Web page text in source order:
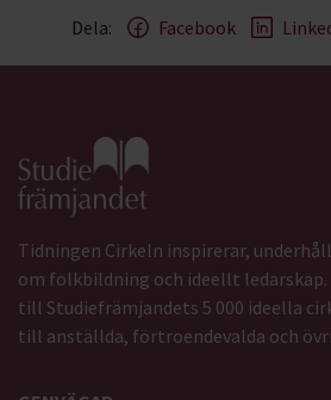
Dela: Facebook
Gå till studiefrämjandets startsida
Tidningen Cirkeln inspirerar,
om folkbildning och ideellt ledarskap.
till Studiefrämjandets 5 000 ideella
till anställda, förtroendevalda och